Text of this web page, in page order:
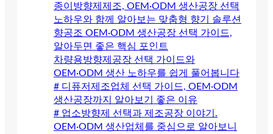
종이방향제제조, OEM·ODM 생산공장 선택
노하우와 함께 알아보는 맞춤형 향기 솔루션
향공조 OEM·ODM 생산공장 선택 가이드,
알아두면 좋은 핵심 포인트
차량용방향제공장 선택 가이드와
OEM·ODM 생산 노하우를 쉽게 풀어봅니다
# 디퓨저제조업체 선택 가이드, OEM·ODM
생산공장까지 알아보기 좋은 이유
# 업소방향제 선택과 제조공장 이야기.
OEM·ODM 생산업체를 중심으로 알아보니